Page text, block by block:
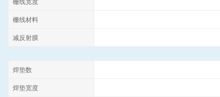
栅线材料
减反射膜
焊垫数
焊垫宽度